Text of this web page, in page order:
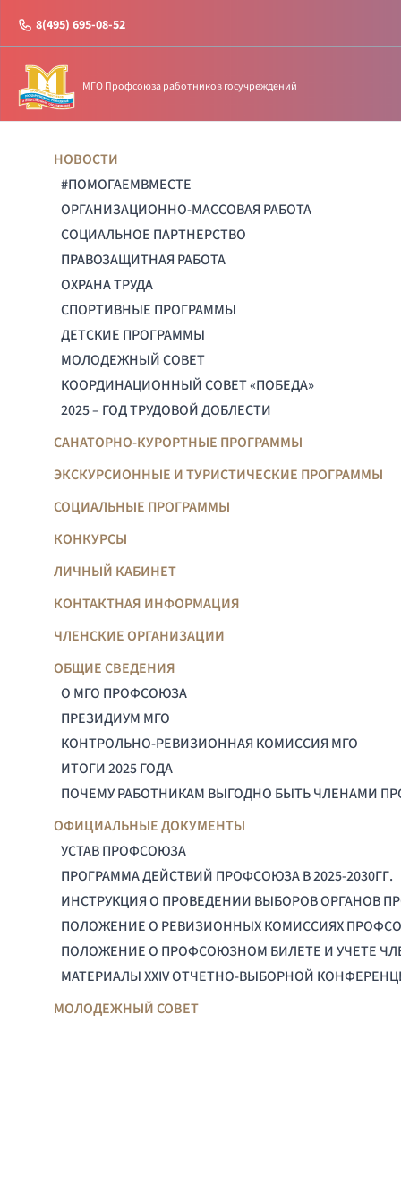
8(495) 695-08-52
МГО Профсоюза работников госучреждений
НОВОСТИ
#ПОМОГАЕМВМЕСТЕ
ОРГАНИЗАЦИОННО-МАССОВАЯ РАБОТА
СОЦИАЛЬНОЕ ПАРТНЕРСТВО
ПРАВОЗАЩИТНАЯ РАБОТА
ОХРАНА ТРУДА
СПОРТИВНЫЕ ПРОГРАММЫ
ДЕТСКИЕ ПРОГРАММЫ
МОЛОДЕЖНЫЙ СОВЕТ
КООРДИНАЦИОННЫЙ СОВЕТ «ПОБЕДА»
2025 – ГОД ТРУДОВОЙ ДОБЛЕСТИ
САНАТОРНО-КУРОРТНЫЕ ПРОГРАММЫ
ЭКСКУРСИОННЫЕ И ТУРИСТИЧЕСКИЕ ПРОГРАММЫ
СОЦИАЛЬНЫЕ ПРОГРАММЫ
КОНКУРСЫ
ЛИЧНЫЙ КАБИНЕТ
КОНТАКТНАЯ ИНФОРМАЦИЯ
ЧЛЕНСКИЕ ОРГАНИЗАЦИИ
ОБЩИЕ СВЕДЕНИЯ
О МГО ПРОФСОЮЗА
ПРЕЗИДИУМ МГО
КОНТРОЛЬНО-РЕВИЗИОННАЯ КОМИССИЯ МГО
ИТОГИ 2025 ГОДА
ПОЧЕМУ РАБОТНИКАМ ВЫГОДНО БЫТЬ ЧЛЕНАМИ
ОФИЦИАЛЬНЫЕ ДОКУМЕНТЫ
УСТАВ ПРОФСОЮЗА
ПРОГРАММА ДЕЙСТВИЙ ПРОФСОЮЗА В 2025-2030ГГ.
ИНСТРУКЦИЯ О ПРОВЕДЕНИИ ВЫБОРОВ ОРГАНОВ
ПОЛОЖЕНИЕ О РЕВИЗИОННЫХ КОМИССИЯХ
ПОЛОЖЕНИЕ О ПРОФСОЮЗНОМ БИЛЕТЕ И УЧЕТЕ
МАТЕРИАЛЫ XXIV ОТЧЕТНО-ВЫБОРНОЙ
МОЛОДЕЖНЫЙ СОВЕТ